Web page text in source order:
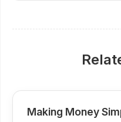
Making Money